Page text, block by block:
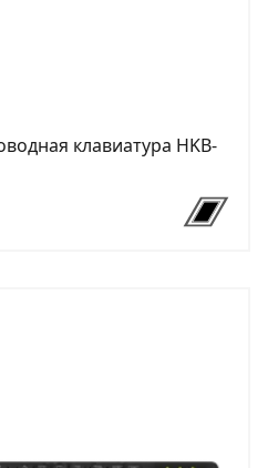
клавиатура HKB-